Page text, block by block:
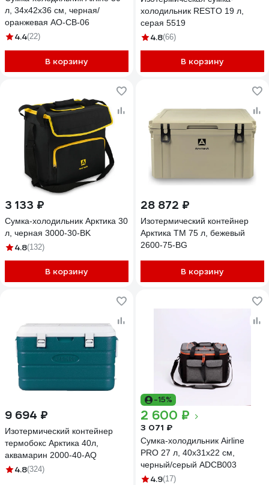
л, 34х42х36 см, черная/
оранжевая AO-CB-06
4.4(22)
В корзину
холодильник RESTO 19 л,
серая 5519
4.8(66)
В корзину
3 133 ₽
Сумка-холодильник Арктика 30
л, черная 3000-30-BK
4.8(132)
В корзину
28 872 ₽
Изотермический контейнер
Арктика ТМ 75 л, бежевый
2600-75-BG
В корзину
9 694 ₽
Изотермический контейнер
термобокс Арктика 40л,
аквамарин 2000-40-AQ
4.8(324)
-15%
2 600 ₽
3 071 ₽
Сумка-холодильник Airline
PRO 27 л, 40х31х22 см,
черный/серый ADCB003
4.9(17)